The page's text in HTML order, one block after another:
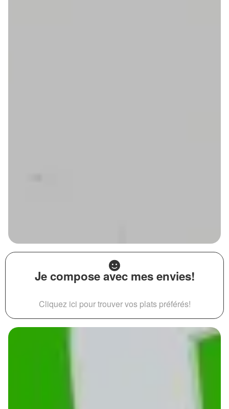
Je compose avec mes envies!
Cliquez ici pour trouver vos plats préférés!